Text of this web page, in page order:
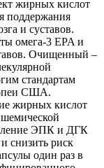
жирных кислот
поддержания
и суставов.
омега-3 EPA и
Очищенный –
стандартам
США.
жирных кислот
ЭПК и ДГК
снизить риск
один раз в